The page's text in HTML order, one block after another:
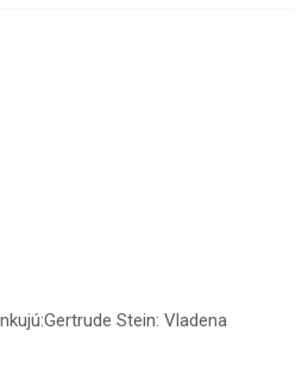
Stein: Vladena